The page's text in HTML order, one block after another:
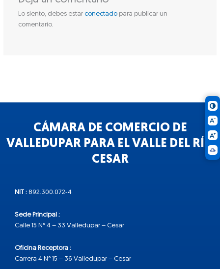
Lo siento, debes estar conectadopara publicar un
comentario.
CÁMARA DE COMERCIO DE
VALLEDUPAR PARA EL VALLE DEL RÍO
CESAR
NIT : 892.300.072-4
Sede Principal :
Calle 15 N° 4 – 33 Valledupar – Cesar
Oficina Receptora :
Carrera 4 N° 15 – 36 Valledupar – Cesar